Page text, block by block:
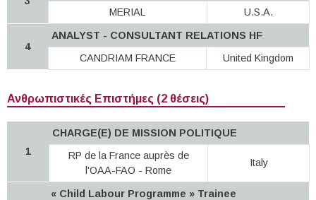
MERIAL
U.S.A.
4
ANALYST - CONSULTANT RELATIONS HF
CANDRIAM FRANCE
United Kingdom
Ανθρωπιστικές Επιστήμες (2 θέσεις)
1
CHARGE(E) DE MISSION POLITIQUE
RP de la France auprès de
l'OAA-FAO - Rome
Italy
« Child Labour Programme » Trainee